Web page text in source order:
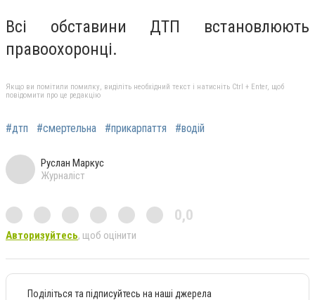
Всі обставини ДТП встановлюють
правоохоронці.
Якщо ви помітили помилку, виділіть необхідний текст і натисніть Ctrl + Enter, щоб
повідомити про це редакцію
#дтп #смертельна #прикарпаття #водій
Руслан Маркус
Журналіст
0,0
Авторизуйтесь, щоб оцінити
Поділіться та підписуйтесь на наші джерела